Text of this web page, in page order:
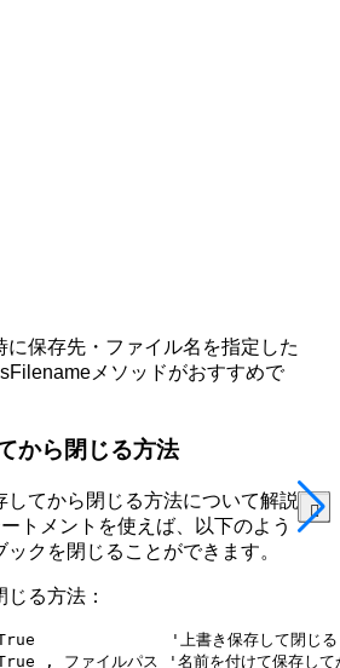
に保存先・ファイル名を指定した
メソッドがおすすめで
から閉じる方法
してから閉じる方法について解説
トメントを使えば、以下のよう
クを閉じることができます。
る方法：
True              '上書き保存して閉じる